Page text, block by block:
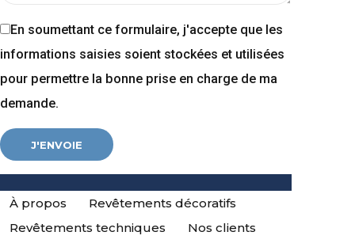
En soumettant ce formulaire, j'accepte que les
informations saisies soient stockées et utilisées
pour permettre la bonne prise en charge de ma
demande.
À propos
Revêtements décoratifs
Revêtements techniques
Nos clients